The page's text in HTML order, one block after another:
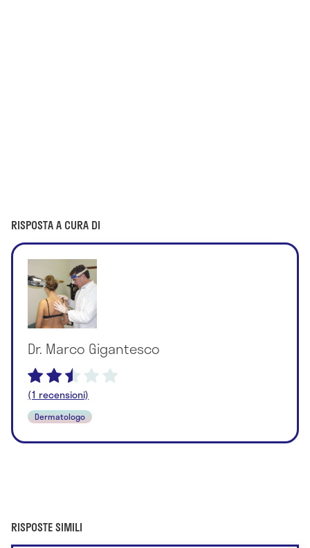
RISPOSTA A CURA DI
Dr. Marco Gigantesco
(1 recensioni)
Dermatologo
RISPOSTE SIMILI